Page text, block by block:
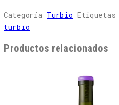
Categoría Turbio Etiquetas
turbio
Productos relacionados